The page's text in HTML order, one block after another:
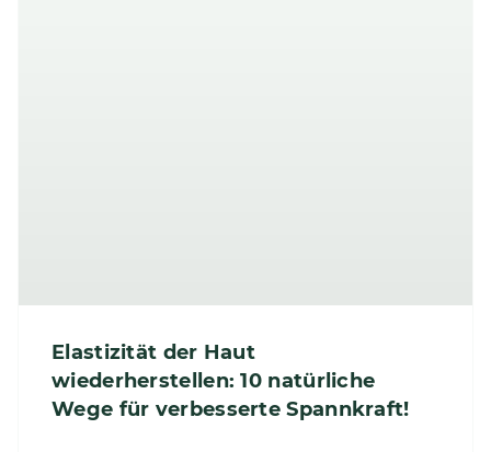
Elastizität der Haut
wiederherstellen: 10 natürliche
Wege für verbesserte Spannkraft!